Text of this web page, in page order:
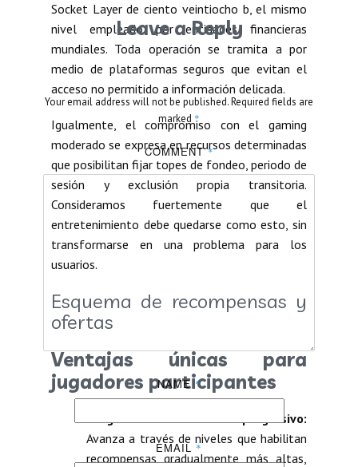
Socket Layer de ciento veintiocho b, el mismo
nivel empleado por entidades financieras
mundiales. Toda operación se tramita a por
medio de plataformas seguros que evitan el
acceso no permitido a información delicada.
Igualmente, el compromiso con el gaming
moderado se expresa en recursos determinadas
que posibilitan fijar topes de fondeo, periodo de
sesión y exclusión propia transitoria.
Consideramos fuertemente que el
entretenimiento debe quedarse como esto, sin
transformarse en una problema para los
usuarios.
Esquema de recompensas y
ofertas
Ventajas únicas para
jugadores participantes
Programa de fidelización progresivo:
Avanza a través de niveles que habilitan
recompensas gradualmente más altas,
Leave a Reply
Your email address will not be published.Required fields are
marked *
COMMENT*
NAME*
EMAIL*